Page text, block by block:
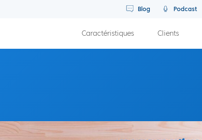
Blog Podcast
Caractéristiques Clients